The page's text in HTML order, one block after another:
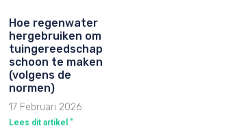
Hoe regenwater
hergebruiken om
tuingereedschap
schoon te maken
(volgens de
normen)
17 Februari 2026
Lees dit artikel "